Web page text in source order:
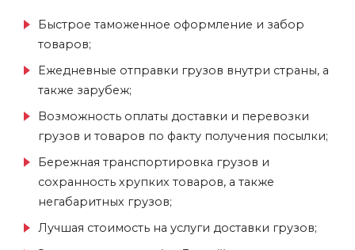
Быстрое таможенное оформление и забор
товаров;
Ежедневные отправки грузов внутри страны, а
также зарубеж;
Возможность оплаты доставки и перевозки
грузов и товаров по факту получения посылки;
Бережная транспортировка грузов и
сохранность хрупких товаров, а также
негабаритных грузов;
Лучшая стоимость на услуги доставки грузов;